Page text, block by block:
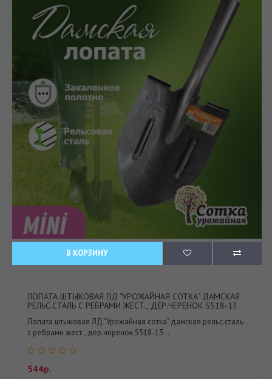
В КОРЗИНУ
ЛОПАТА ШТЫКОВАЯ ЛД "УРОЖАЙНАЯ СОТКА" ДАМСКАЯ
РЕЛЬС.СТАЛЬ С РЕБРАМИ ЖЕСТ., ДЕР.ЧЕРЕНОК S518-13
Лопата штыковая ЛД "Урожайная сотка" дамская рельс.сталь
с ребрами жест., дер.черенок S518-13 ..
544р.